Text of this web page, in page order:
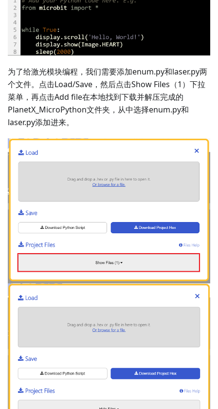
为了给激光模块编程，我们需要添加enum.py和laser.py两
个文件。点击Load/Save，然后点击Show Files（1）下拉
菜单，再点击Add file在本地找到下载并解压完成的
PlanetX_MicroPython文件夹，从中选择enum.py和
laser.py添加进来。